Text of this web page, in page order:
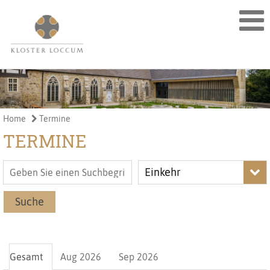
Home Termine
TERMINE
Einkehr
Suche
Gesamt Aug 2026 Sep 2026